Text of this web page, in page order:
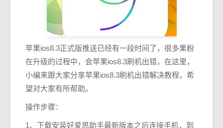
苹果ios8.3正式版推送已经有一段时间了，很多果粉
在升级的过程中，会苹果ios8.3刷机出错，在这里，
小编来跟大家分享苹果ios8.3刷机出错解决教程，希
望对大家有所帮助。
操作步骤：
1、下载安装好爱思助手最新版本之后连接手机，到